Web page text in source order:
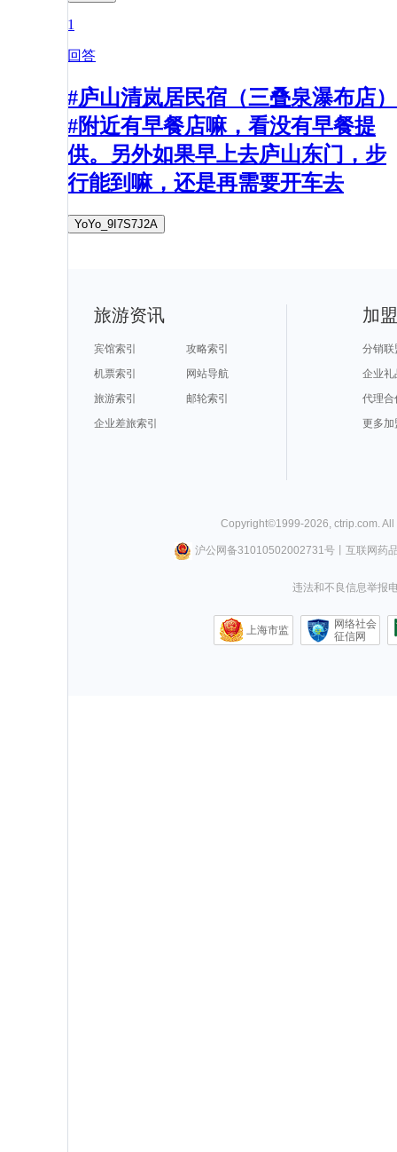
1
回答
#庐山清岚居民宿（三叠泉瀑布店）
#附近有早餐店嘛，看没有早餐提
供。另外如果早上去庐山东门，步
行能到嘛，还是再需要开车去
YoYo_9I7S7J2A
旅游资讯
宾馆索引
攻略索引
机票索引
网站导航
旅游索引
邮轮索引
企业差旅索引
加
分销联
企业礼
代理合
更多加
Copyright©1999-2026 ctrip.com .
沪公网备31010502002731号丨 互联网药
违法和不良信息举报
上海市监
网络社会
征信网